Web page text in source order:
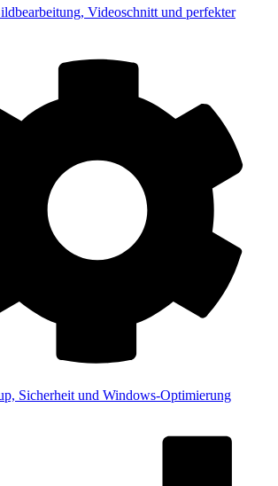
Videoschnitt und perfekter
Sicherheit und Windows-Optimierung